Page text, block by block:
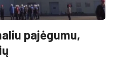
pajėgumu,